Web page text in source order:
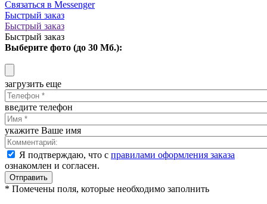
Связаться в Messenger
Быстрый заказ
Быстрый заказ
Быстрый заказ
Выберите фото (до 30 Мб.):
загрузить еще
введите телефон
укажите Ваше имя
Я подтверждаю, что с правилами оформления заказа
ознакомлен и согласен.
Отправить
* Помечены поля, которые необходимо заполнить